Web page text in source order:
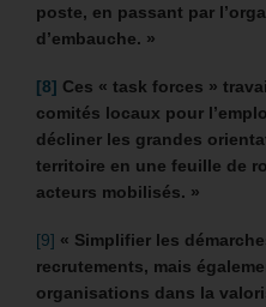
poste, en passant par
d’embauche. »
[8] Ces « task forces »
comités locaux pour
décliner les grandes
territoire en une feuille de
acteurs mobilisés. »
[9] « Simplifier les
recrutements, mais
organisations dans la